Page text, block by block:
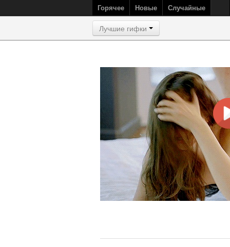
Горячее Новые Случайные
Лучшие гифки